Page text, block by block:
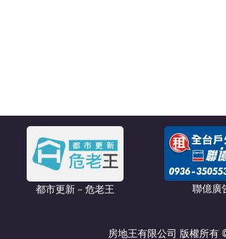
都市更新－危老王 聯億廣
房地王有限公司 版權所有